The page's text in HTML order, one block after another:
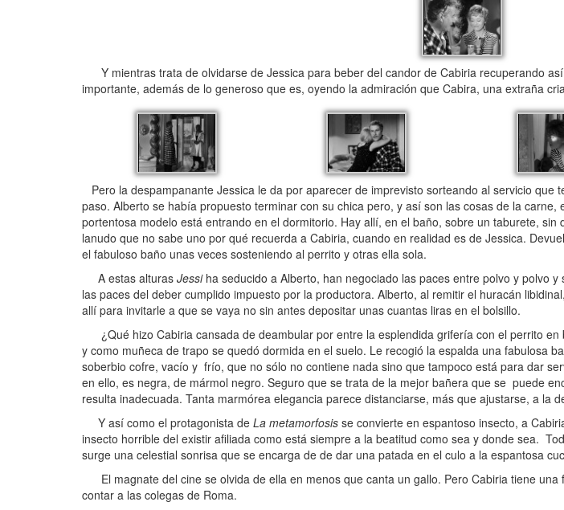
Y mientras trata de olvidarse de Jessica para beber del candor de Cabiria recuperando
importante, además de lo generoso que es, oyendo la admiración que Cabira, una extraña
Pero la despampanante Jessica le da por aparecer de imprevisto sorteando al servicio que
paso. Alberto se había propuesto terminar con su chica pero, y así son las cosas de la
portentosa modelo está entrando en el dormitorio. Hay allí, en el baño, sobre un taburete,
lanudo que no sabe uno por qué recuerda a Cabiria, cuando en realidad es de Jessica.
el fabuloso baño unas veces sosteniendo al perrito y otras ella sola.
A estas alturas Jessiha seducido a Alberto, han negociado las paces entre polvo y polvo
las paces del deber cumplido impuesto por la productora. Alberto, al remitir el huracán
allí para invitarle a que se vaya no sin antes depositar unas cuantas liras en el bolsillo.
¿Qué hizo Cabiria cansada de deambular por entre la esplendida grifería con el perrito
y como muñeca de trapo se quedó dormida en el suelo. Le recogió la espalda una fabulosa
soberbio cofre, vacío y frío, que no sólo no contiene nada sino que tampoco está para dar
en ello, es negra, de mármol negro. Seguro que se trata de la mejor bañera que se puede
resulta inadecuada. Tanta marmórea elegancia parece distanciarse, más que ajustarse, a la
Y así como el protagonista de La metamorfosis se convierte en espantoso insecto, a
insecto horrible del existir afiliada como está siempre a la beatitud como sea y donde sea.
surge una celestial sonrisa que se encarga de de dar una patada en el culo a la espantosa
El magnate del cine se olvida de ella en menos que canta un gallo. Pero Cabiria tiene
contar a las colegas de Roma.